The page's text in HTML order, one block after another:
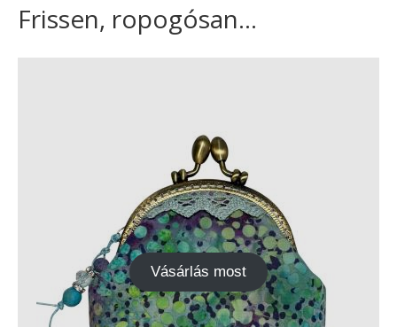
Frissen, ropogósan...
Vásárlás most